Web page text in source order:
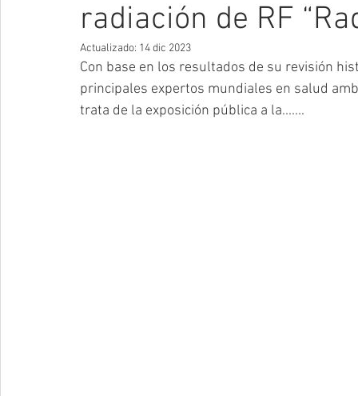
radiación de RF
Actualizado: 14 dic 2023
Con base en los resultados de su revisión
principales expertos mundiales en salud
trata de la exposición pública a la.......